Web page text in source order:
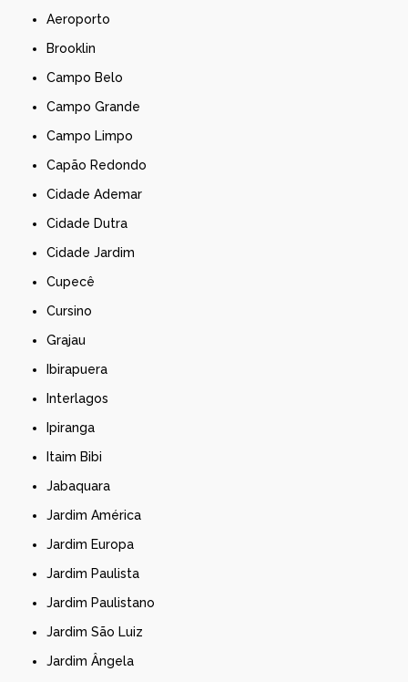
Aeroporto
Brooklin
Campo Belo
Campo Grande
Campo Limpo
Capão Redondo
Cidade Ademar
Cidade Dutra
Cidade Jardim
Cupecê
Cursino
Grajau
Ibirapuera
Interlagos
Ipiranga
Itaim Bibi
Jabaquara
Jardim América
Jardim Europa
Jardim Paulista
Jardim Paulistano
Jardim São Luiz
Jardim Ângela